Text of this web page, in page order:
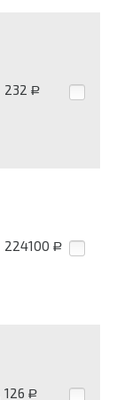
232 Р
224100 Р
126 Р